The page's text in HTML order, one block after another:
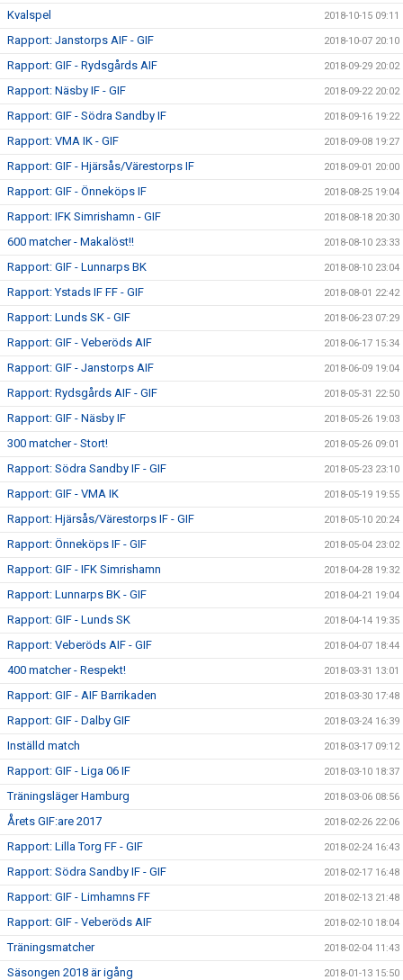
Kvalspel 2018-10-15 09:11
Rapport: Janstorps AIF - GIF 2018-10-07 20:10
Rapport: GIF - Rydsgårds AIF 2018-09-29 20:02
Rapport: Näsby IF - GIF 2018-09-22 20:02
Rapport: GIF - Södra Sandby IF 2018-09-16 19:22
Rapport: VMA IK - GIF 2018-09-08 19:27
Rapport: GIF - Hjärsås/Värestorps IF 2018-09-01 20:00
Rapport: GIF - Önneköps IF 2018-08-25 19:04
Rapport: IFK Simrishamn - GIF 2018-08-18 20:30
600 matcher - Makalöst!! 2018-08-10 23:33
Rapport: GIF - Lunnarps BK 2018-08-10 23:04
Rapport: Ystads IF FF - GIF 2018-08-01 22:42
Rapport: Lunds SK - GIF 2018-06-23 07:29
Rapport: GIF - Veberöds AIF 2018-06-17 15:34
Rapport: GIF - Janstorps AIF 2018-06-09 19:04
Rapport: Rydsgårds AIF - GIF 2018-05-31 22:50
Rapport: GIF - Näsby IF 2018-05-26 19:03
300 matcher - Stort! 2018-05-26 09:01
Rapport: Södra Sandby IF - GIF 2018-05-23 23:10
Rapport: GIF - VMA IK 2018-05-19 19:55
Rapport: Hjärsås/Värestorps IF - GIF 2018-05-10 20:24
Rapport: Önneköps IF - GIF 2018-05-04 23:02
Rapport: GIF - IFK Simrishamn 2018-04-28 19:32
Rapport: Lunnarps BK - GIF 2018-04-21 19:04
Rapport: GIF - Lunds SK 2018-04-14 19:35
Rapport: Veberöds AIF - GIF 2018-04-07 18:44
400 matcher - Respekt! 2018-03-31 13:01
Rapport: GIF - AIF Barrikaden 2018-03-30 17:48
Rapport: GIF - Dalby GIF 2018-03-24 16:39
Inställd match 2018-03-17 09:12
Rapport: GIF - Liga 06 IF 2018-03-10 18:37
Träningsläger Hamburg 2018-03-06 08:56
Årets GIF:are 2017 2018-02-26 22:06
Rapport: Lilla Torg FF - GIF 2018-02-24 16:43
Rapport: Södra Sandby IF - GIF 2018-02-17 16:48
Rapport: GIF - Limhamns FF 2018-02-13 21:48
Rapport: GIF - Veberöds AIF 2018-02-10 18:04
Träningsmatcher 2018-02-04 11:43
Säsongen 2018 är igång 2018-01-13 15:50